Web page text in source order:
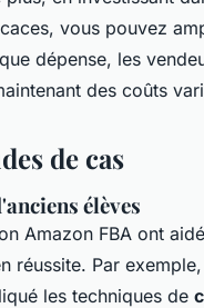
vous pouvez
dépense, les
des coûts
de cas
élèves
Amazon FBA ont
réussite. Par
les techniques de